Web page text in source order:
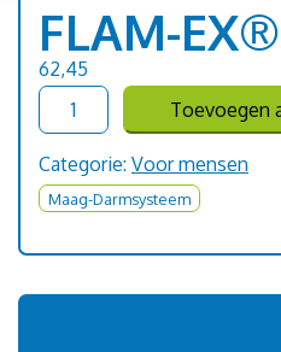
FLAM-EX®
62,45
FLAM-
EX®
aantal
Toevoegen
Categorie: Voor mensen
Maag-Darmsysteem